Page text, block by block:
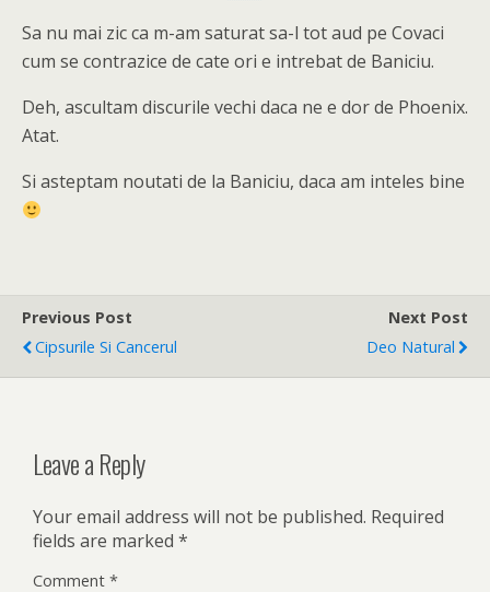
Sa nu mai zic ca m-am saturat sa-l tot aud pe Covaci
cum se contrazice de cate ori e intrebat de Baniciu.
Deh, ascultam discurile vechi daca ne e dor de Phoenix.
Atat.
Si asteptam noutati de la Baniciu, daca am inteles bine
Previous Post
Cipsurile Si Cancerul
Next Post
Deo Natural
Leave a Reply
Your email address will not be published. Required
fields are marked *
Comment *